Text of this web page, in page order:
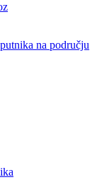
na području